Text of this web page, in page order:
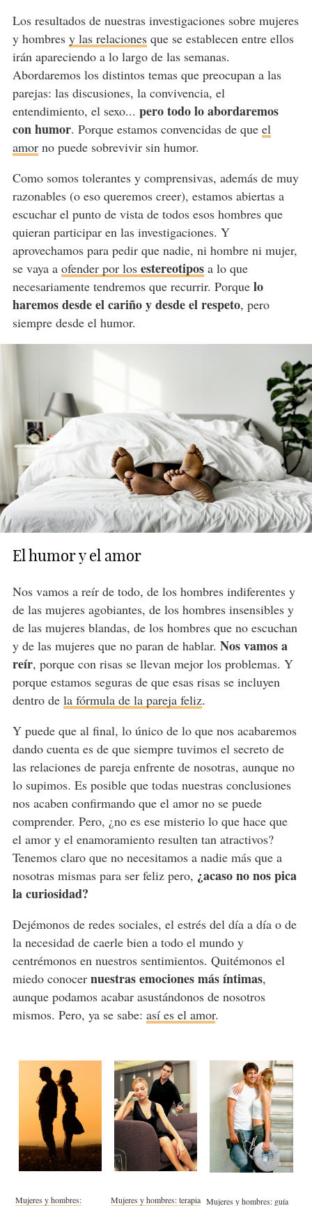
Los resultados de nuestras investigaciones sobre mujeres
y hombres y las relacionesque se establecen entre ellos
irán apareciendo a lo largo de las semanas.
Abordaremos los distintos temas que preocupan a las
parejas: las discusiones, la convivencia, el
entendimiento, el sexo... pero todo lo abordaremos
con humor. Porque estamos convencidas de que el
amorno puede sobrevivir sin humor.
Como somos tolerantes y comprensivas, además de muy
razonables (o eso queremos creer), estamos abiertas a
escuchar el punto de vista de todos esos hombres que
quieran participar en las investigaciones. Y
aprovechamos para pedir que nadie, ni hombre ni mujer,
se vaya a ofender por los estereotiposa lo que
necesariamente tendremos que recurrir. Porquelo
haremos desde el cariño y desde el respeto, pero
siempre desde el humor.
El humor y el amor
Nos vamos a reír de todo, de los hombres indiferentes y
de las mujeres agobiantes, de los hombres insensibles y
de las mujeres blandas, de los hombres que no escuchan
y de las mujeres que no paran de hablar. Nos vamos a
reír, porque con risas se llevan mejor los problemas. Y
porque estamos seguras de que esas risas se incluyen
dentro de la fórmula de la pareja feliz.
Y puede que al final, lo único de lo que nos acabaremos
dando cuenta es de que siempre tuvimos el secreto de
las relaciones de pareja enfrente de nosotras, aunque no
lo supimos. Es posible que todas nuestras conclusiones
nos acaben confirmando que el amor no se puede
comprender. Pero, ¿no es ese misterio lo que hace que
el amor y el enamoramiento resulten tan atractivos?
Tenemos claro que no necesitamos a nadie más que a
nosotras mismas para ser feliz pero, ¿acaso no nos pica
la curiosidad?
Dejémonos de redes sociales, el estrés del día a día o de
la necesidad de caerle bien a todo el mundo y
centrémonos en nuestros sentimientos. Quitémonos el
miedo conocer nuestras emociones más íntimas,
aunque podamos acabar asustándonos de nosotros
mismos. Pero, ya se sabe: así es el amor.
Mujeres y hombres:
Mujeres y hombres: terapia Mujeres y hombres: guía